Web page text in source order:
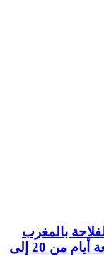
تعتمد صيغة موسعة تمتد على مدى تسعة أيام من 20 إلى